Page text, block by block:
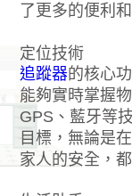
了更多的便利
定位技術
追蹤器的核心
能夠實時掌握
GPS、藍牙等
目標，無論是
家人的安全，